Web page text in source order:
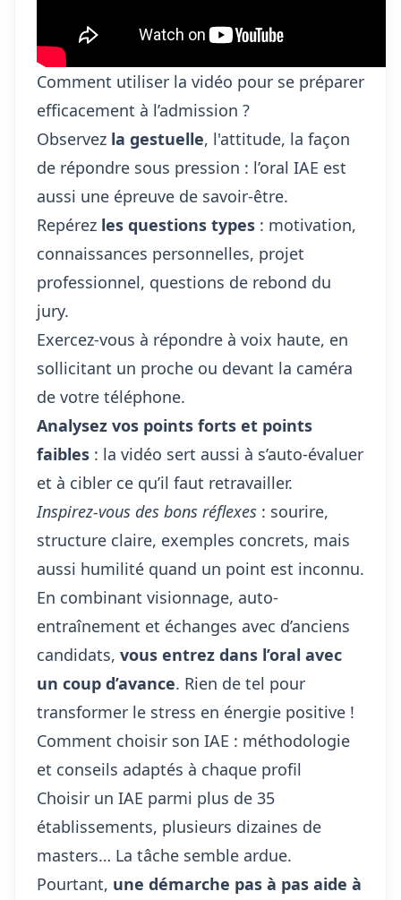
Comment utiliser la vidéo pour se préparer
efficacement à l’admission ?
Observez la gestuelle, l'attitude, la façon
de répondre sous pression : l’oral IAE est
aussi une épreuve de savoir-être.
Repérez les questions types : motivation,
connaissances personnelles, projet
professionnel, questions de rebond du
jury.
Exercez-vous à répondre à voix haute, en
sollicitant un proche ou devant la caméra
de votre téléphone.
Analysez vos points forts et points
faibles : la vidéo sert aussi à s’auto-évaluer
et à cibler ce qu’il faut retravailler.
Inspirez-vous des bons réflexes : sourire,
structure claire, exemples concrets, mais
aussi humilité quand un point est inconnu.
En combinant visionnage, auto-
entraînement et échanges avec d’anciens
candidats, vous entrez dans l’oral avec
un coup d’avance. Rien de tel pour
transformer le stress en énergie positive !
Comment choisir son IAE : méthodologie
et conseils adaptés à chaque profil
Choisir un IAE parmi plus de 35
établissements, plusieurs dizaines de
masters… La tâche semble ardue.
Pourtant, une démarche pas à pas aide à